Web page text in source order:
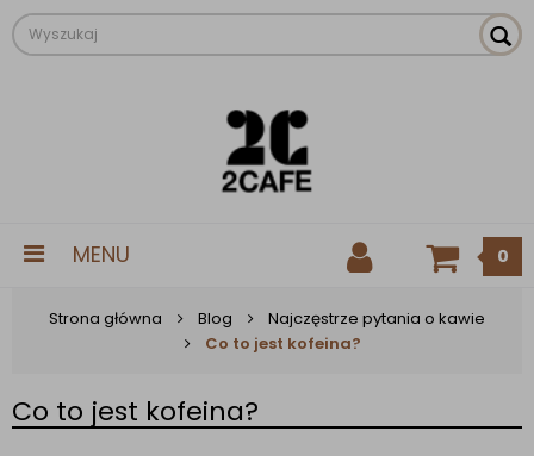
MENU 0
Strona główna Blog
Najczęstrze pytania o kawie
Co to jest kofeina?
Co to jest kofeina?